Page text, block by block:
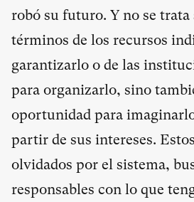
robó su futuro. Y no se
términos de los recursos
garantizarlo o de las
para organizarlo, sino
oportunidad para
partir de sus intereses.
olvidados por el sistema,
responsables con lo que